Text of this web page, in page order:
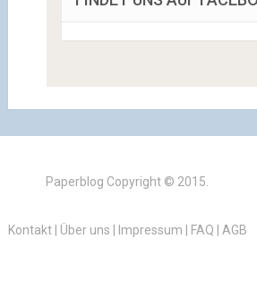
Paperblog Copyright © 2015.
Kontakt| Über uns Impressum FAQ AGB